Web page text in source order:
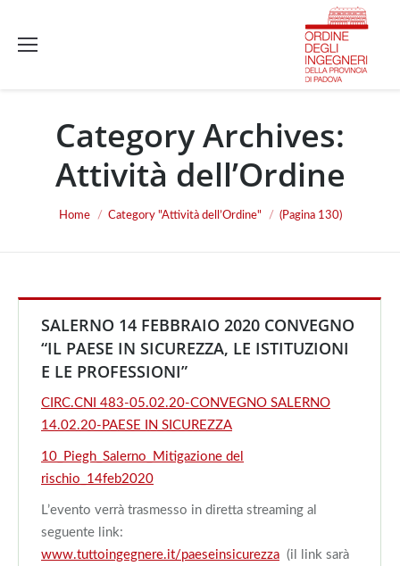
Category Archives:
Attività dell’Ordine
You are here:
Home Category "Attività dell’Ordine" (Pagina 130)
SALERNO 14 FEBBRAIO 2020 CONVEGNO
“IL PAESE IN SICUREZZA, LE ISTITUZIONI
E LE PROFESSIONI”
CIRC.CNI 483-05.02.20-CONVEGNO SALERNO
14.02.20-PAESE IN SICUREZZA
10_Piegh_Salerno_Mitigazione del
rischio_14feb2020
L’evento verrà trasmesso in diretta streaming al
seguente link:
www.tuttoingegnere.it/paeseinsicurezza (il link sarà